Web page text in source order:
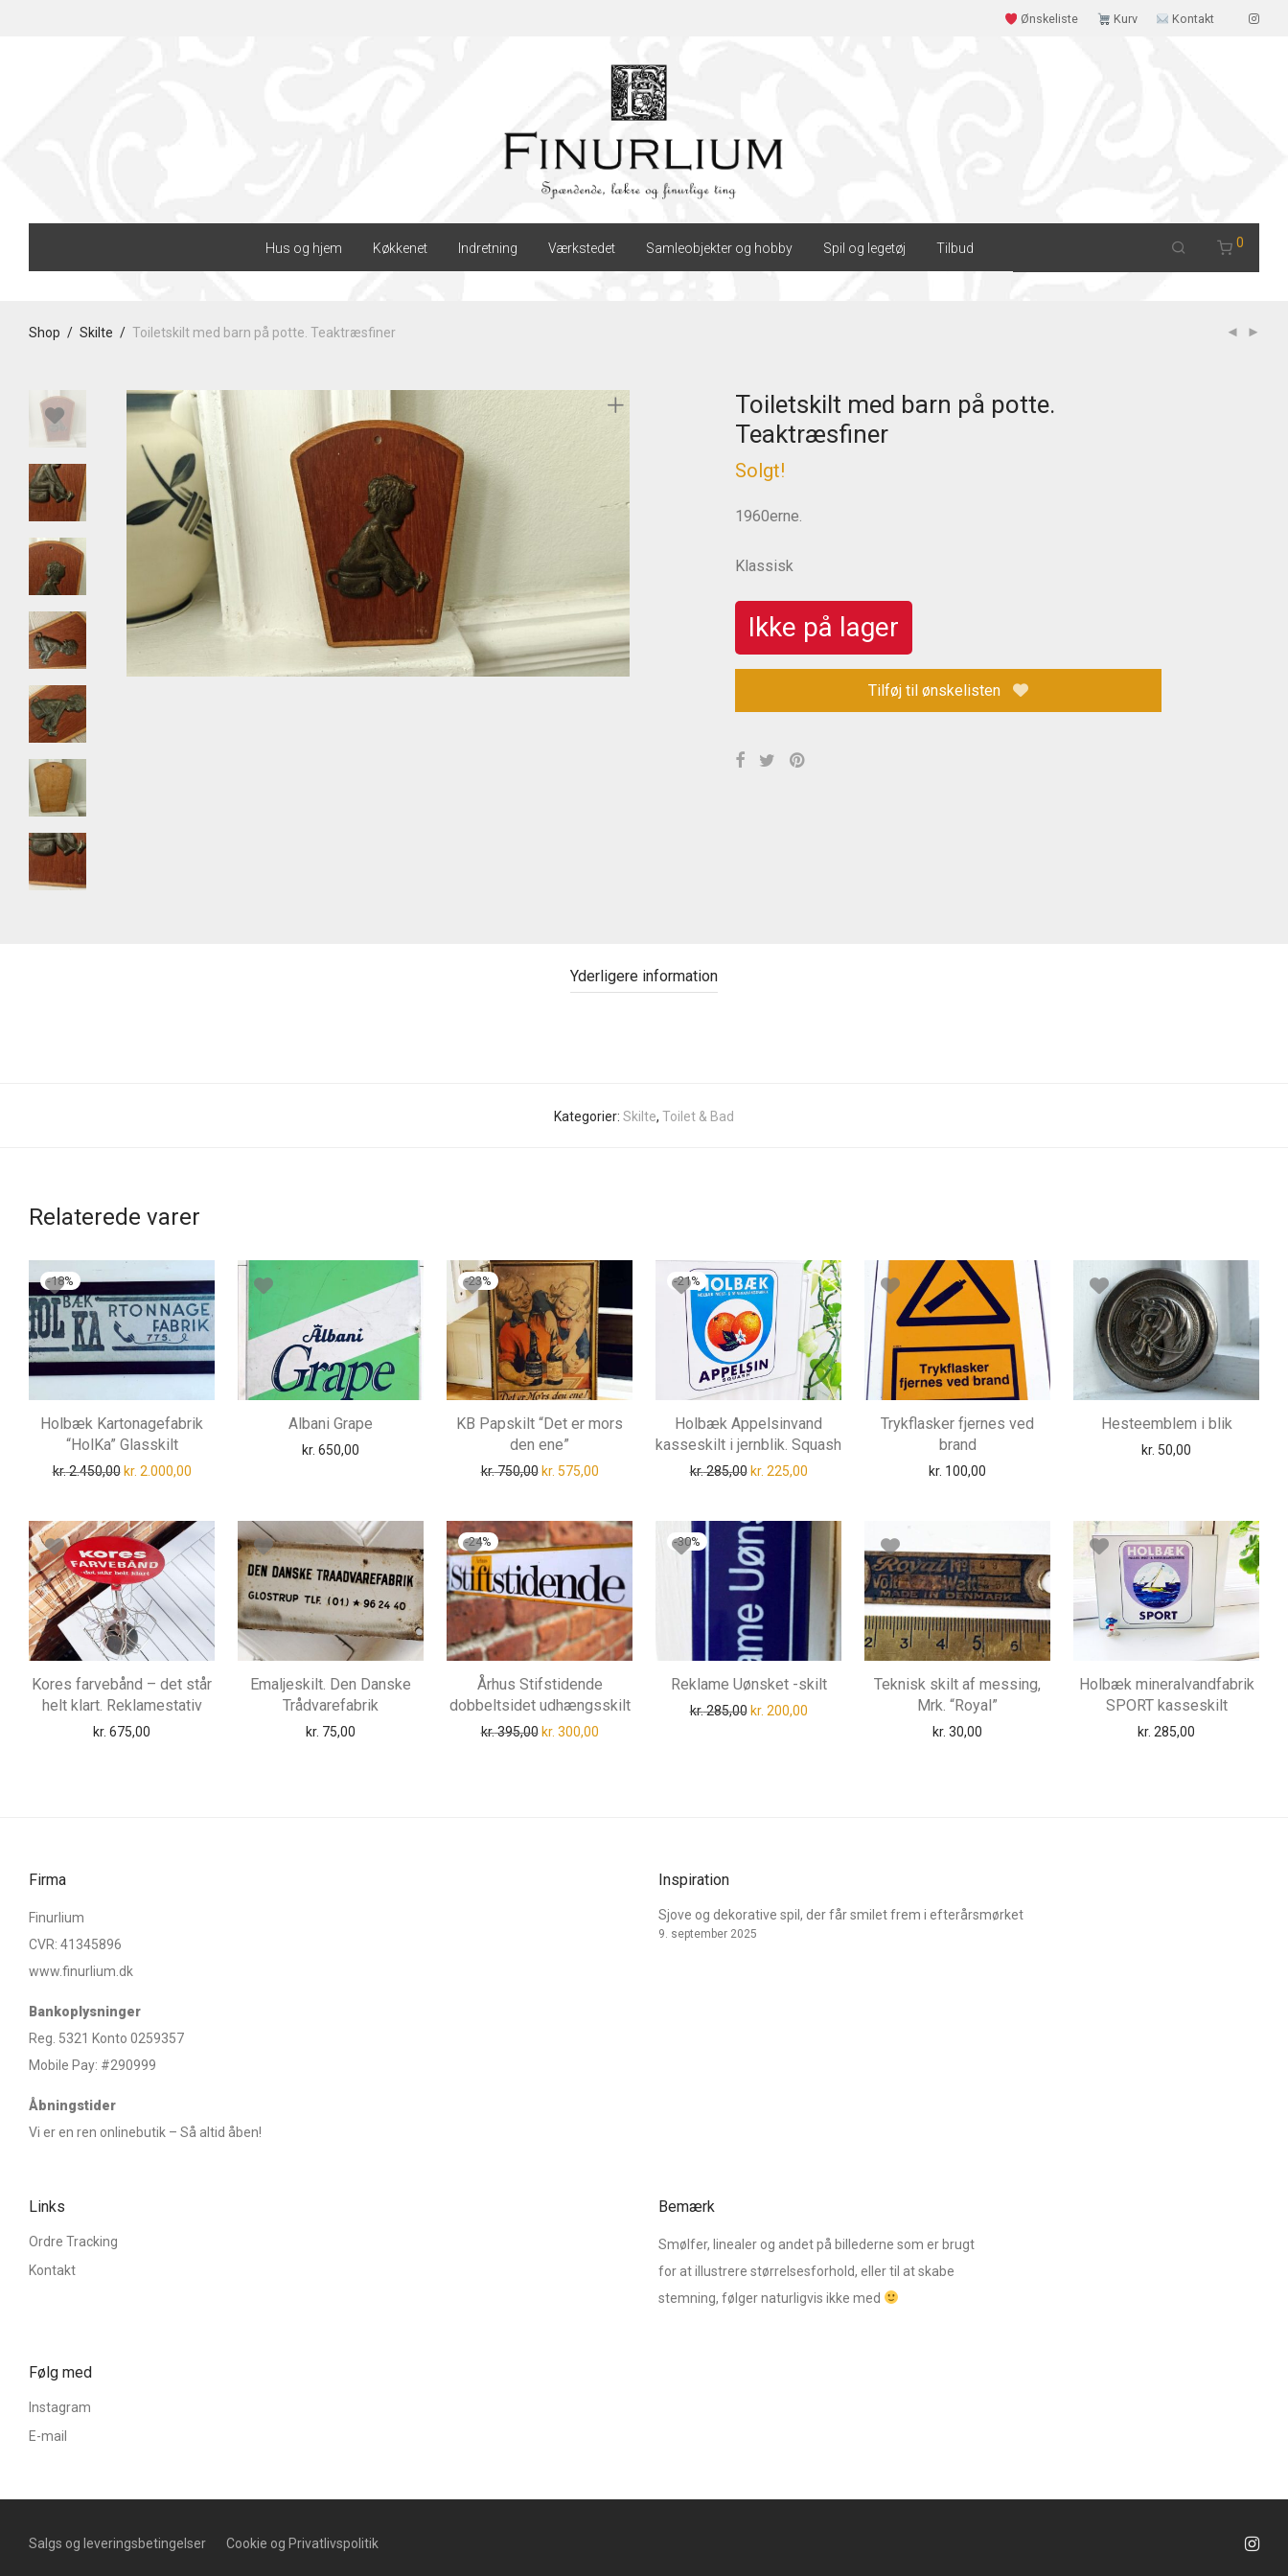
Ønskeliste Kurv Kontakt
Hus og hjem Køkkenet Indretning Værkstedet Samleobjekter og hobby Spil og legetøj Tilbud 0
Shop / Skilte / Toiletskilt med barn på potte. Teaktræsfiner
Toiletskilt med barn på potte.
Teaktræsfiner
Solgt!
1960erne.
Klassisk
Ikke på lager
Tilføj til ønskelisten
Yderligere information
Kategorier: Skilte, Toilet & Bad
Relaterede varer
-18%
Holbæk Kartonagefabrik
“HolKa” Glasskilt
kr.2.450,00 Den oprindelige pris var: kr. 2.450,00.
kr. 2.000,00Den aktuelle pris er: kr. 2.000,00.
Albani Grape
kr. 650,00
-23%
KB Papskilt “Det er mors
den ene”
kr.750,00 Den oprindelige pris var: kr. 750,00.
kr. 575,00Den aktuelle pris er: kr. 575,00.
-21%
Holbæk Appelsinvand
kasseskilt i jernblik. Squash
kr.285,00 Den oprindelige pris var: kr. 285,00.
kr. 225,00Den aktuelle pris er: kr. 225,00.
Trykflasker fjernes ved
brand
kr. 100,00
Hesteemblem i blik
kr. 50,00
Kores farvebånd – det står
helt klart. Reklamestativ
kr. 675,00
Emaljeskilt. Den Danske
Trådvarefabrik
kr. 75,00
-24%
Århus Stifstidende
dobbeltsidet udhængsskilt
kr.395,00 Den oprindelige pris var: kr. 395,00.
kr. 300,00Den aktuelle pris er: kr. 300,00.
-30%
Reklame Uønsket -skilt
kr.285,00 Den oprindelige pris var: kr. 285,00.
kr. 200,00Den aktuelle pris er: kr. 200,00.
Teknisk skilt af messing,
Mrk. “Royal”
kr. 30,00
Holbæk mineralvandfabrik
SPORT kasseskilt
kr. 285,00
Firma
Finurlium
CVR: 41345896
www.finurlium.dk
Bankoplysninger
Reg. 5321 Konto 0259357
Mobile Pay: #290999
Åbningstider
Vi er en ren onlinebutik – Så altid åben!
Inspiration
Sjove og dekorative spil, der får smilet frem i efterårsmørket
9. september 2025
Links
Ordre Tracking
Kontakt
Bemærk
Smølfer, linealer og andet på billederne som er brugt
for at illustrere størrelsesforhold, eller til at skabe
stemning, følger naturligvis ikke med
Følg med
Instagram
E-mail
Salgs og leveringsbetingelser Cookie og Privatlivspolitik